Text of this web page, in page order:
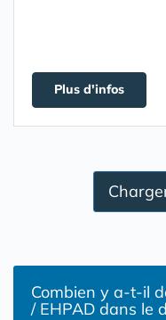
Plus d'infos
Combien y a-t-il
/ EHPAD dans le